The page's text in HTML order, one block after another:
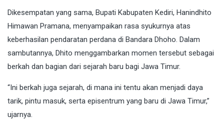
Dikesempatan yang sama, Bupati Kabupaten Kediri, Hanindhito
Himawan Pramana, menyampaikan rasa syukurnya atas
keberhasilan pendaratan perdana di Bandara Dhoho. Dalam
sambutannya, Dhito menggambarkan momen tersebut sebagai
berkah dan bagian dari sejarah baru bagi Jawa Timur.
“Ini berkah juga sejarah, di mana ini tentu akan menjadi daya
tarik, pintu masuk, serta episentrum yang baru di Jawa Timur,”
ujarnya.